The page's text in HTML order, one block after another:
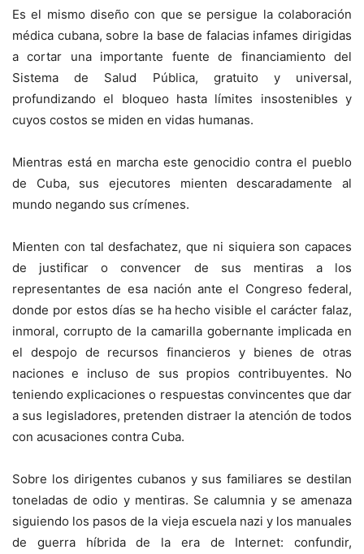
Es el mismo diseño con que se persigue la colaboración
médica cubana, sobre la base de falacias infames dirigidas
a cortar una importante fuente de financiamiento del
Sistema de Salud Pública, gratuito y universal,
profundizando el bloqueo hasta límites insostenibles y
cuyos costos se miden en vidas humanas.
Mientras está en marcha este genocidio contra el pueblo
de Cuba, sus ejecutores mienten descaradamente al
mundo negando sus crímenes.
Mienten con tal desfachatez, que ni siquiera son capaces
de justificar o convencer de sus mentiras a los
representantes de esa nación ante el Congreso federal,
donde por estos días se ha hecho visible el carácter falaz,
inmoral, corrupto de la camarilla gobernante implicada en
el despojo de recursos financieros y bienes de otras
naciones e incluso de sus propios contribuyentes. No
teniendo explicaciones o respuestas convincentes que dar
a sus legisladores, pretenden distraer la atención de todos
con acusaciones contra Cuba.
Sobre los dirigentes cubanos y sus familiares se destilan
toneladas de odio y mentiras. Se calumnia y se amenaza
siguiendo los pasos de la vieja escuela nazi y los manuales
de guerra híbrida de la era de Internet: confundir,